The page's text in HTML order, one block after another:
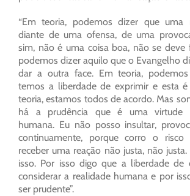
“Em teoria, podemos dizer que uma
diante de uma ofensa, de uma
sim, não é uma coisa boa, não se deve
podemos dizer aquilo que o Evangelho
dar a outra face. Em teoria,
temos a liberdade de exprimir e esta
teoria, estamos todos de acordo. Mas
há a prudência que é uma virtude
humana. Eu não posso insultar,
continuamente, porque corro o
receber uma reação não justa, não
isso. Por isso digo que a liberdade de
considerar a realidade humana e por
ser prudente”.